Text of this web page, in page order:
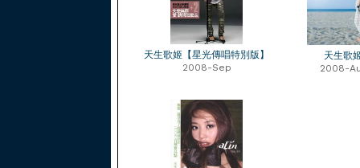
天生歌姬【星光傳唱特別版】
2008-Sep
天生歌
2008-